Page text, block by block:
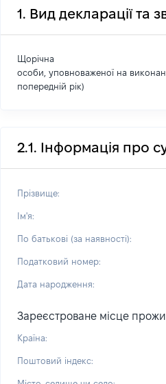
1. Вид декларації та
Щорічна
особи, уповноваженої на
попередній рік)
2.1. Інформація про
Прізвище:
Ім'я:
По батькові (за наявності):
Податковий номер:
Дата народження:
Зареєстроване місце
Країна:
Поштовий індекс: